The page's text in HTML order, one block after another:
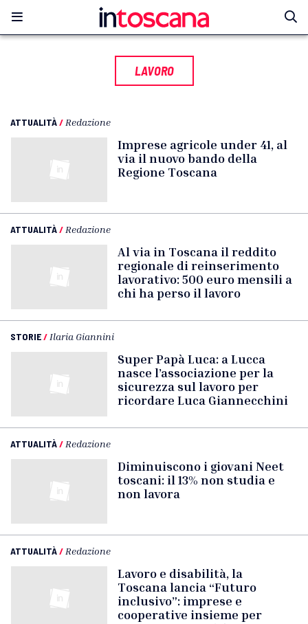
LAVORO
ATTUALITÀ/ Redazione
Imprese agricole under 41, al
via il nuovo bando della
Regione Toscana
ATTUALITÀ/ Redazione
Al via in Toscana il reddito
regionale di reinserimento
lavorativo: 500 euro mensili a
chi ha perso il lavoro
STORIE/ Ilaria Giannini
Super Papà Luca: a Lucca
nasce l’associazione per la
sicurezza sul lavoro per
ricordare Luca Giannecchini
ATTUALITÀ/ Redazione
Diminuiscono i giovani Neet
toscani: il 13% non studia e
non lavora
ATTUALITÀ/ Redazione
Lavoro e disabilità, la
Toscana lancia “Futuro
inclusivo”: imprese e
cooperative insieme per